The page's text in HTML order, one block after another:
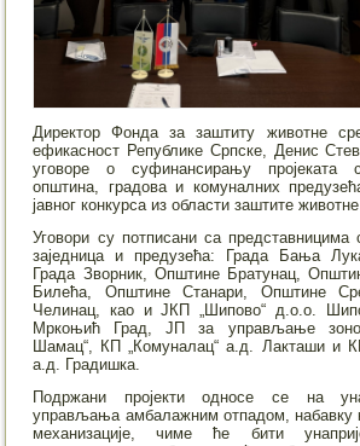
Директор Фонда за заштиту животне
ефикасност Републике Српске, Денис
уговоре о суфинансирању пројеката
општина, градова и комуналних
јавног конкурса из области заштите
Уговори су потписани са
заједница и предузећа: Града Бања
Града Зворник, Општине Братунац,
Билећа, Општине Станари, Општине
Челинац, као и ЈКП „Шипово“ д.о.о.
Мркоњић Град, ЈП за управљање
Шамац“, КП „Комуналац“ а.д. Лакташи и
а.д. Градишка.
Подржани пројекти односе се на
управљања амбалажним отпадом, набавку
механизације, чиме ће бити